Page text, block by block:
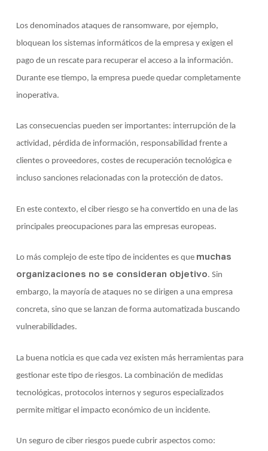
Los denominados ataques de ransomware, por ejemplo,
bloquean los sistemas informáticos de la empresa y exigen el
pago de un rescate para recuperar el acceso a la información.
Durante ese tiempo, la empresa puede quedar completamente
inoperativa.
Las consecuencias pueden ser importantes: interrupción de la
actividad, pérdida de información, responsabilidad frente a
clientes o proveedores, costes de recuperación tecnológica e
incluso sanciones relacionadas con la protección de datos.
En este contexto, el ciber riesgo se ha convertido en una de las
principales preocupaciones para las empresas europeas.
Lo más complejo de este tipo de incidentes es que muchas
organizaciones no se consideran objetivo. Sin
embargo, la mayoría de ataques no se dirigen a una empresa
concreta, sino que se lanzan de forma automatizada buscando
vulnerabilidades.
La buena noticia es que cada vez existen más herramientas para
gestionar este tipo de riesgos. La combinación de medidas
tecnológicas, protocolos internos y seguros especializados
permite mitigar el impacto económico de un incidente.
Un seguro de ciber riesgos puede cubrir aspectos como: